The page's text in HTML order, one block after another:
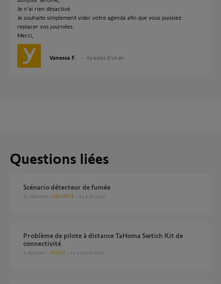
Je n'ai rien désactivé.
Je souhaite simplement vider votre agenda afin que vous puissiez
replacer vos journées.
Merci,
Vanessa F. il y a plus d'un an
Questions liées
scénario détecteur de fumée
11 réponses SÉCURITÉ il y a 24 jours
Problème de pilote à distance TaHoma Swtich Kit de
connectivité
4 réponses VOLET il y a plus d'un an